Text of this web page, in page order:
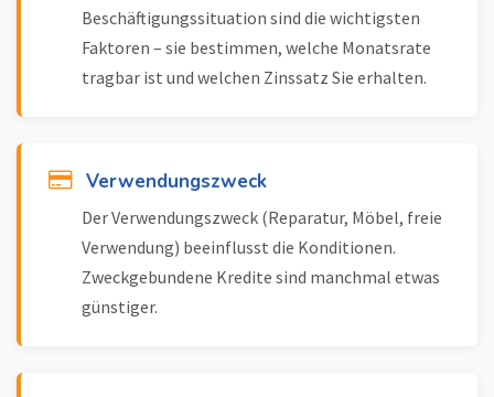
Beschäftigungssituation sind die wichtigsten
Faktoren – sie bestimmen, welche Monatsrate
tragbar ist und welchen Zinssatz Sie erhalten.
Verwendungszweck
Der Verwendungszweck (Reparatur, Möbel, freie
Verwendung) beeinflusst die Konditionen.
Zweckgebundene Kredite sind manchmal etwas
günstiger.